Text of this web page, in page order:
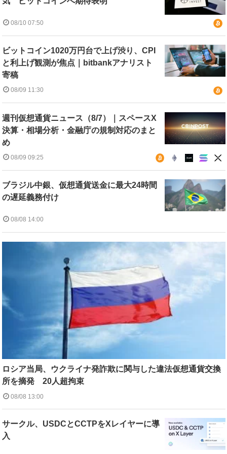
08/10 07:50
ビットコイン1020万円台で上げ渋り、CPI
と利上げ観測が焦点｜bitbankアナリスト
寄稿
08/09 11:30
週刊仮想通貨ニュース（8/7）｜スペースX
決算・相場分析・金融庁の規制対応のまと
め
08/09 09:25
ブラジル中銀、仮想通貨送金に最大24時間
の遅延義務付け
08/08 14:00
ロシア当局、ウクライナ発詐欺に関与した違法仮想通貨交換
所を摘発 20人超拘束
08/08 13:00
サークル、USDCとCCTPをXレイヤーに導
入